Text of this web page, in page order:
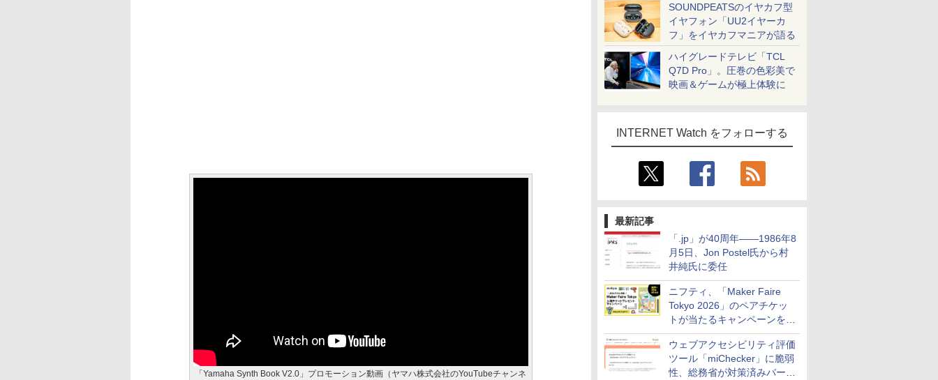
SOUNDPEATSのイヤカフ型
イヤフォン「UU2イヤーカ
フ」をイヤカフマニアが語る
ハイグレードテレビ「TCL
Q7D Pro」。圧巻の色彩美で
映画＆ゲームが極上体験に
INTERNET Watch をフォローする
最新記事
「.jp」が40周年――1986年8
月5日、Jon Postel氏から村
井純氏に委任
ニフティ、「Maker Faire
Tokyo 2026」のペアチケッ
トが当たるキャンペーンをX
で実施。8月16日まで
ウェブアクセシビリティ評価
ツール「miChecker」に脆弱
性、総務省が対策済みバージ
「Yamaha Synth Book V2.0」プロモーション動画（ヤマハ株式会社のYouTubeチャンネ